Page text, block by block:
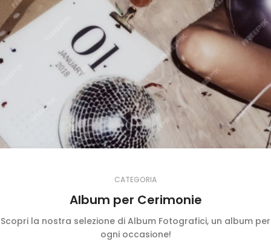
CATEGORIA
Album per Cerimonie
Scopri la nostra selezione di Album Fotografici, un album per
ogni occasione!